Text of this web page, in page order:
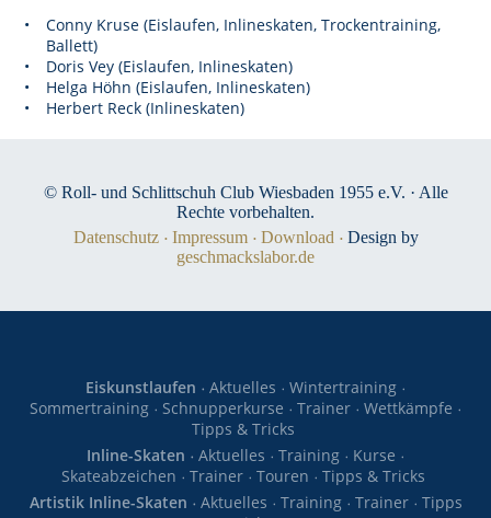
Conny Kruse (Eislaufen, Inlineskaten, Trockentraining,
Ballett)
Doris Vey (Eislaufen, Inlineskaten)
Helga Höhn (Eislaufen, Inlineskaten)
Herbert Reck (Inlineskaten)
© Roll- und Schlittschuh Club Wiesbaden 1955 e.V. · Alle
Rechte vorbehalten.
Datenschutz
Impressum Download
Design by
geschmackslabor.de
Eiskunstlaufen Aktuelles
Wintertraining
Sommertraining
Schnupperkurse Trainer
Wettkämpfe
Tipps & Tricks
Inline-Skaten
Aktuelles Training
Kurse
Skateabzeichen
Trainer Touren
Tipps & Tricks
Artistik Inline-Skaten
Aktuelles Training Trainer
Tipps